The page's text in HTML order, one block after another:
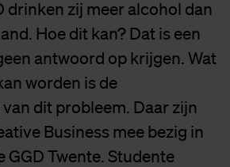
drinken zij meer alcohol dan
Hoe dit kan? Dat is een
antwoord op krijgen. Wat
worden is de
dit probleem. Daar zijn
Business mee bezig in
GGD Twente. Studente